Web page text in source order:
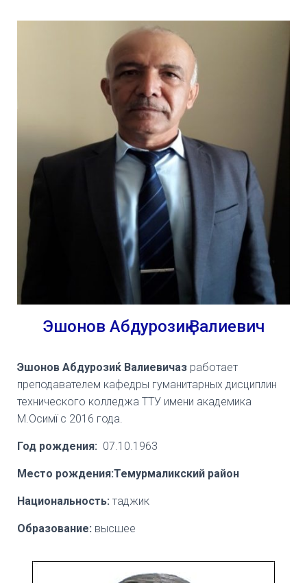
Эшонов Абдурозиқ Валиевич
Эшонов Абдурозиќ Валиевичаз работает
преподавателем кафедры гуманитарных дисциплин
технического колледжа ТТУ имени академика
М.Осимї с 2016 года.
Год рождения: 07.10.1963
Место рождения:Темурмаликский район
Национальность: таджик
Образование: высшее